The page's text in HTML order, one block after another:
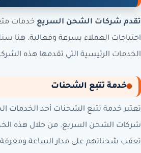
تقدم شركات الشحن السريع خدمات
احتياجات العملاء بسرعة وفعالية. هنا
الخدمات الرئيسية التي تقدمها هذه
خدمة تتبع الشحنات
تعتبر خدمة تتبع الشحنات أحد الخدمات
شركات الشحن السريع. من خلال هذه
تعقب شحناتهم على مدار الساعة ومعرفة